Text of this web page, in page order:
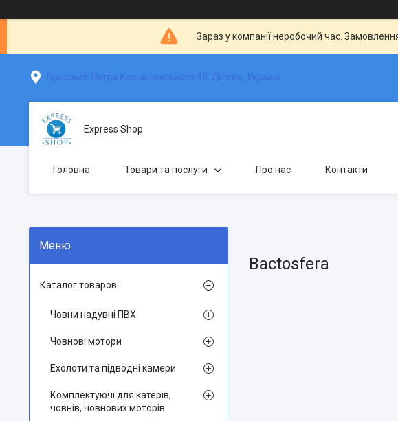
Зараз у компанії неробочий час.
Проспект Петра Калнишевського 49, Дніпро, Україна
Express Shop
Головна Товари та послуги Про нас Контакти
Bactosfera
Каталог товаров
Човни надувні ПВХ
Човнові мотори
Ехолоти та підводні камери
Комплектуючі для катерів,
човнів, човнових моторів